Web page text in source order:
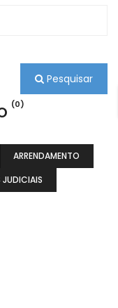
Pesquisar
(0)
ARRENDAMENTO
JUDICIAIS